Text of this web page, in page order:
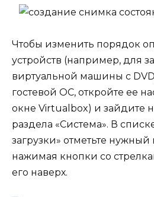
Чтобы изменить порядок
устройств (например, для
виртуальной машины с
гостевой ОС, откройте ее
окне Virtualbox) и зайдите
раздела «Система». В
загрузки» отметьте нужный
нажимая кнопки со
его наверх.